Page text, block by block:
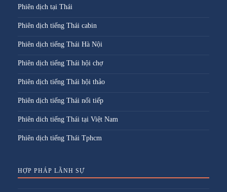
Phiên dịch tại Thái
Phiên dịch tiếng Thái cabin
Phiên dịch tiếng Thái Hà Nội
Phiên dịch tiếng Thái hội chợ
Phiên dịch tiếng Thái hội thảo
Phiên dịch tiếng Thái nối tiếp
Phiên dich tiếng Thái tại Việt Nam
Phiên dịch tiếng Thái Tphcm
HỢP PHÁP LÃNH SỰ